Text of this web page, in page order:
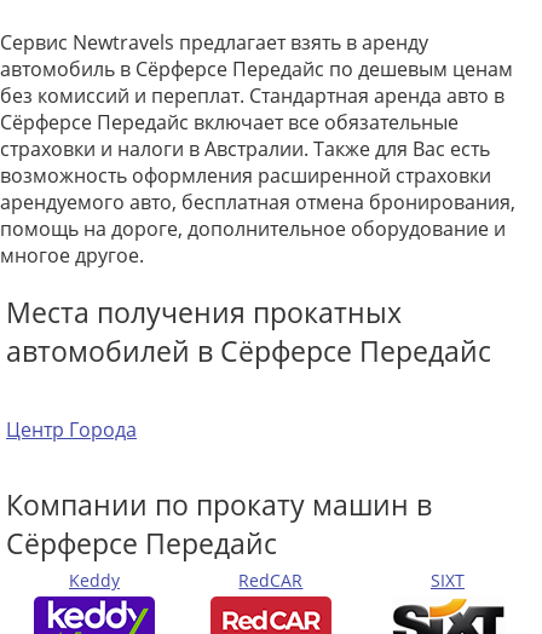
Сервис Newtravels предлагает взять в аренду
автомобиль в Сёрферсе Передайс по дешевым ценам
без комиссий и переплат. Стандартная аренда авто в
Сёрферсе Передайс включает все обязательные
страховки и налоги в Австралии. Также для Вас есть
возможность оформления расширенной страховки
арендуемого авто, бесплатная отмена бронирования,
помощь на дороге, дополнительное оборудование и
многое другое.
Места получения прокатных
автомобилей в Сёрферсе Передайс
Центр Города
Компании по прокату машин в
Сёрферсе Передайс
Keddy RedCAR SIXT